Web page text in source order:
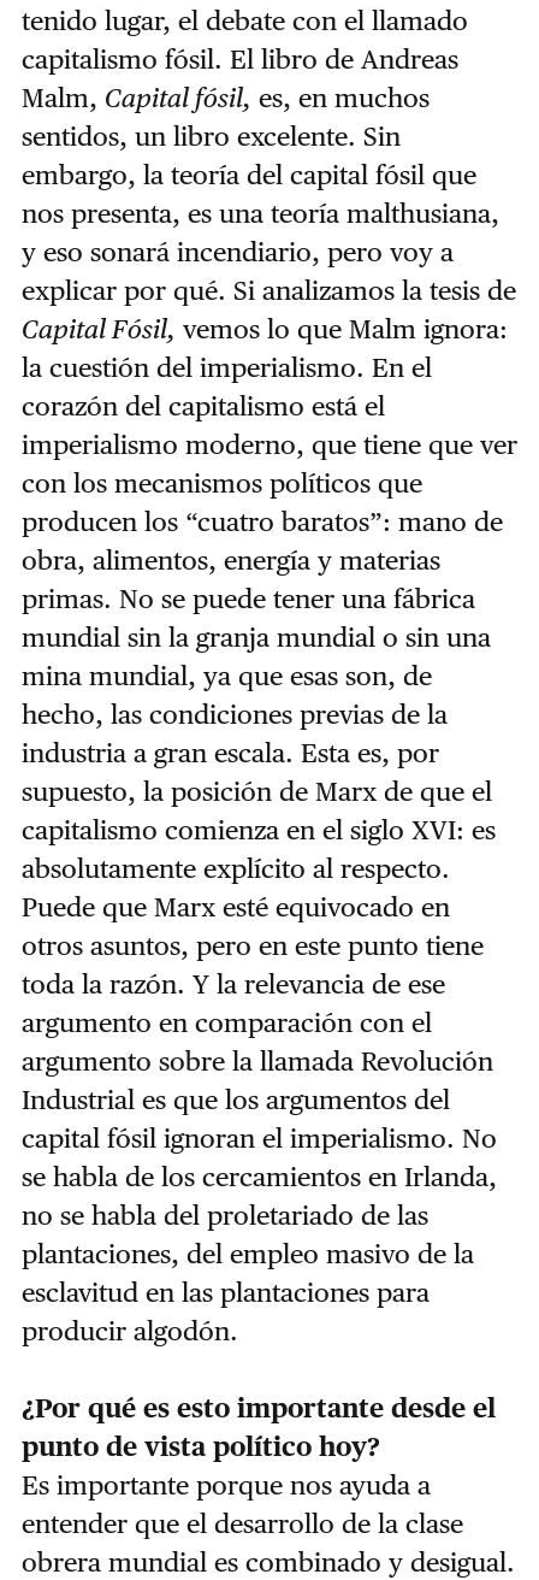
tenido lugar, el debate con el llamado
capitalismo fósil. El libro de Andreas
Malm, Capital fósil, es, en muchos
sentidos, un libro excelente. Sin
embargo, la teoría del capital fósil que
nos presenta, es una teoría malthusiana,
y eso sonará incendiario, pero voy a
explicar por qué. Si analizamos la tesis de
Capital Fósil, vemos lo que Malm ignora:
la cuestión del imperialismo. En el
corazón del capitalismo está el
imperialismo moderno, que tiene que ver
con los mecanismos políticos que
producen los “cuatro baratos”: mano de
obra, alimentos, energía y materias
primas. No se puede tener una fábrica
mundial sin la granja mundial o sin una
mina mundial, ya que esas son, de
hecho, las condiciones previas de la
industria a gran escala. Esta es, por
supuesto, la posición de Marx de que el
capitalismo comienza en el siglo XVI: es
absolutamente explícito al respecto.
Puede que Marx esté equivocado en
otros asuntos, pero en este punto tiene
toda la razón. Y la relevancia de ese
argumento en comparación con el
argumento sobre la llamada Revolución
Industrial es que los argumentos del
capital fósil ignoran el imperialismo. No
se habla de los cercamientos en Irlanda,
no se habla del proletariado de las
plantaciones, del empleo masivo de la
esclavitud en las plantaciones para
producir algodón.
¿Por qué es esto importante desde el
punto de vista político hoy?
Es importante porque nos ayuda a
entender que el desarrollo de la clase
obrera mundial es combinado y desigual.